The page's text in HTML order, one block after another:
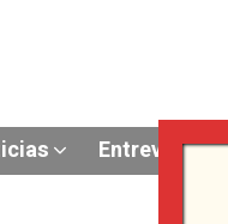
Entrevistas